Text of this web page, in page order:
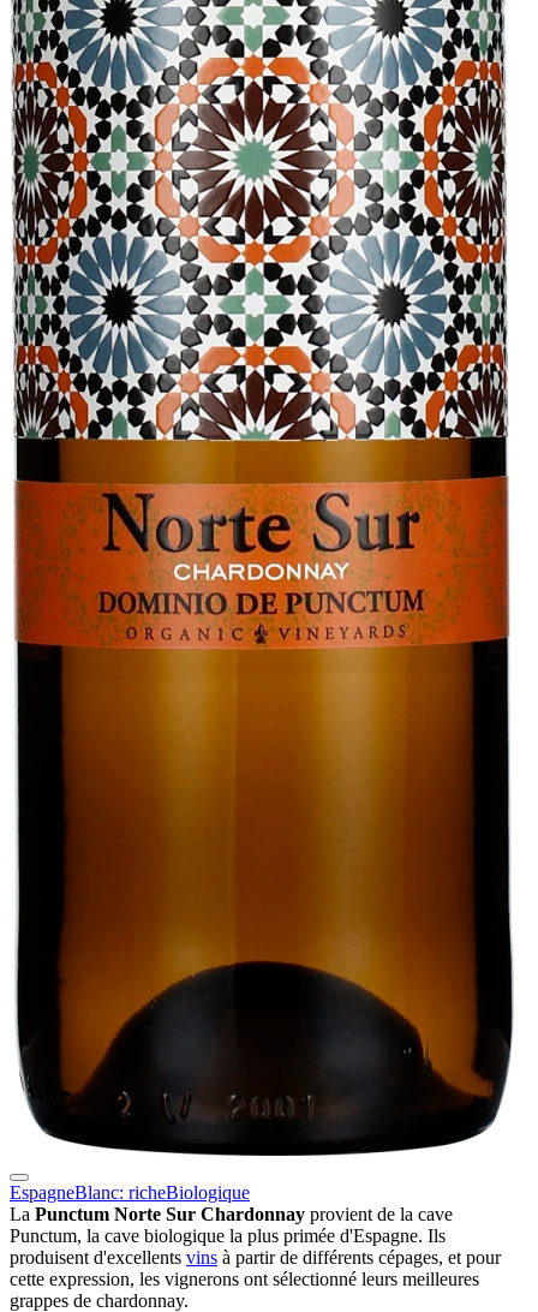
EspagneBlanc: richeBiologique
La Punctum Norte Sur Chardonnay provient de la cave
Punctum, la cave biologique la plus primée d'Espagne. Ils
produisent d'excellents vins à partir de différents cépages, et pour
cette expression, les vignerons ont sélectionné leurs meilleures
grappes de chardonnay.